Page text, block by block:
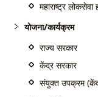
महाराष्ट्र
योजना/कार्यक्रम
राज्य सरकार
केंद्र सरकार
संयुक्त उपक्रम